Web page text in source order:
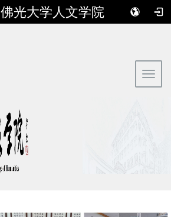
佛光大学人文学院